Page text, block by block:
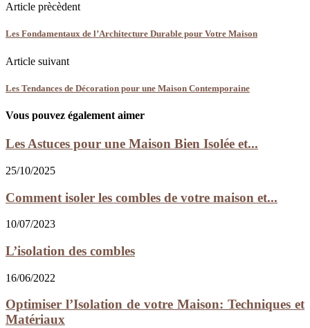
Article prècèdent
Les Fondamentaux de l’Architecture Durable pour Votre Maison
Article suivant
Les Tendances de Décoration pour une Maison Contemporaine
Vous pouvez également aimer
Les Astuces pour une Maison Bien Isolée et...
25/10/2025
Comment isoler les combles de votre maison et...
10/07/2023
L’isolation des combles
16/06/2022
Optimiser l’Isolation de votre Maison: Techniques et
Matériaux